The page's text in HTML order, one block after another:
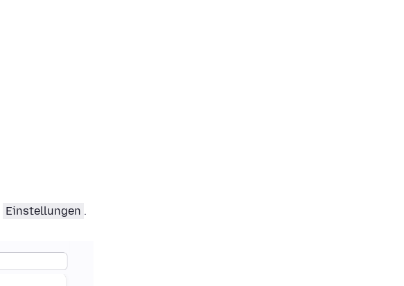
Einstellungen .